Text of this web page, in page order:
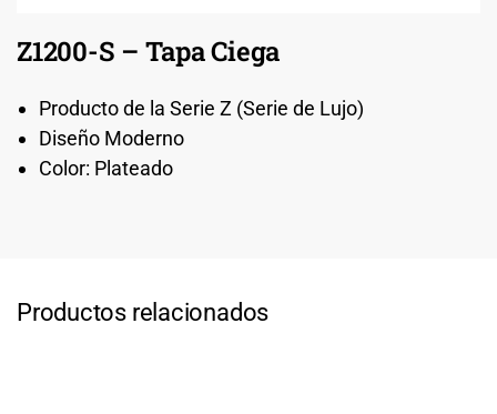
Z1200-S – Tapa Ciega
Producto de la Serie Z (Serie de Lujo)
Diseño Moderno
Color: Plateado
Productos relacionados